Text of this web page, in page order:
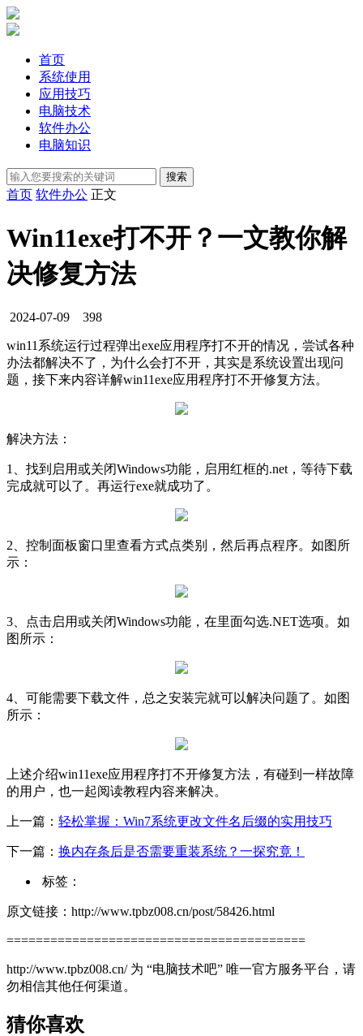
首页
系统使用
应用技巧
电脑技术
软件办公
电脑知识
首页 软件办公 正文
Win11exe打不开？一文教你解
决修复方法
2024-07-09 398
win11系统运行过程弹出exe应用程序打不开的情况，尝试各种
办法都解决不了，为什么会打不开，其实是系统设置出现问
题，接下来内容详解win11exe应用程序打不开修复方法。
解决方法：
1、找到启用或关闭Windows功能，启用红框的.net，等待下载
完成就可以了。再运行exe就成功了。
2、控制面板窗口里查看方式点类别，然后再点程序。如图所
示：
3、点击启用或关闭Windows功能，在里面勾选.NET选项。如
图所示：
4、可能需要下载文件，总之安装完就可以解决问题了。如图
所示：
上述介绍win11exe应用程序打不开修复方法，有碰到一样故障
的用户，也一起阅读教程内容来解决。
上一篇： 轻松掌握：Win7系统更改文件名后缀的实用技巧
下一篇： 换内存条后是否需要重装系统？一探究竟！
标签：
原文链接：http://www.tpbz008.cn/post/58426.html
=========================================
http://www.tpbz008.cn/ 为 “电脑技术吧” 唯一官方服务平台，请
勿相信其他任何渠道。
猜你喜欢